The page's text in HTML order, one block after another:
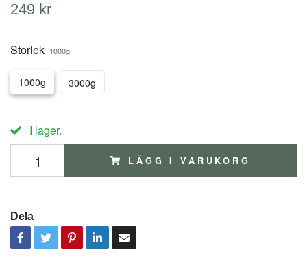
249 kr
Storlek 1000g
1000g 3000g
I lager.
LÄGG I VARUKORG
Dela